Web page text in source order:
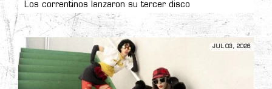
Los correntinos lanzaron su tercer disco
JUL 03, 2026